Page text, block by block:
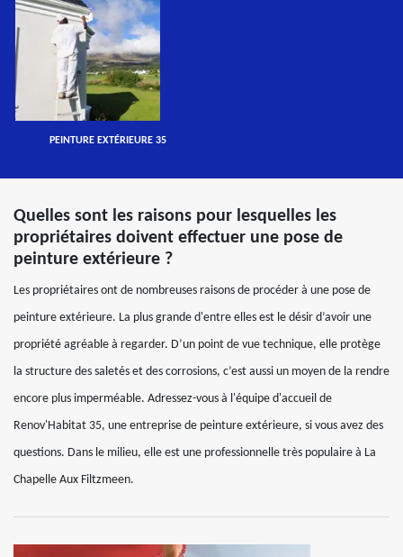
PEINTURE EXTÉRIEURE 35
Quelles sont les raisons pour lesquelles les
propriétaires doivent effectuer une pose de
peinture extérieure ?
Les propriétaires ont de nombreuses raisons de procéder à une pose de
peinture extérieure. La plus grande d'entre elles est le désir d’avoir une
propriété agréable à regarder. D’un point de vue technique, elle protège
la structure des saletés et des corrosions, c’est aussi un moyen de la rendre
encore plus imperméable. Adressez-vous à l'équipe d'accueil de
Renov'Habitat 35, une entreprise de peinture extérieure, si vous avez des
questions. Dans le milieu, elle est une professionnelle très populaire à La
Chapelle Aux Filtzmeen.